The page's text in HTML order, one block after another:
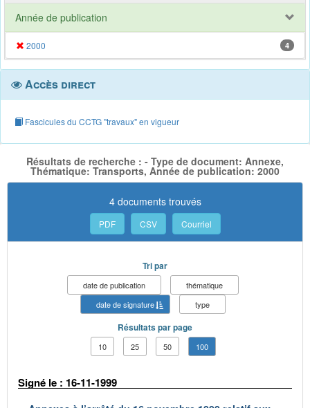
Année de publication
2000 4
Accès direct
Fascicules du CCTG "travaux" en vigueur
Résultats de recherche : - Type de document: Annexe,
Thématique: Transports, Année de publication: 2000
4 documents trouvés
PDF CSV Courriel
Tri par
date de publication
thématique
date de signature
type
Résultats par page
10 25 50 100
Signé le : 16-11-1999